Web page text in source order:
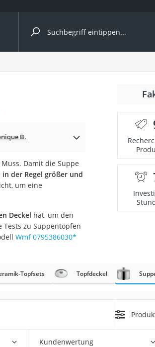
nach Kategorie
B.
Damit die Suppe
der Regel größer und
um eine
Deckel hat, um den
zu Suppentöpfen
Wmf 0795386030*
Topfsets Topfdeckel
Kundenwertung